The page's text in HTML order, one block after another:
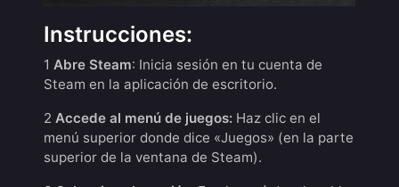
Instrucciones:
1 Abre Steam: Inicia sesión en tu cuenta de
Steam en la aplicación de escritorio.
2 Accede al menú de juegos: Haz clic en el
menú superior donde dice «Juegos» (en la parte
superior de la ventana de Steam).